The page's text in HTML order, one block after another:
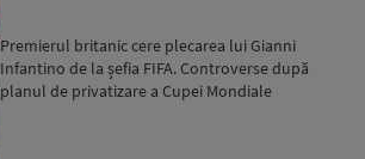
Premierul britanic cere plecarea lui Gianni
Infantino de la șefia FIFA. Controverse după
planul de privatizare a Cupei Mondiale